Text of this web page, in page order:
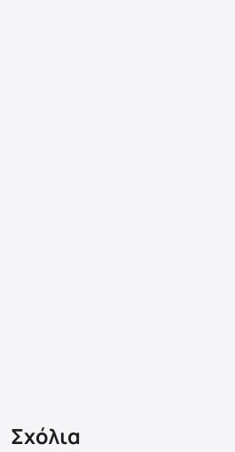
Σχόλια